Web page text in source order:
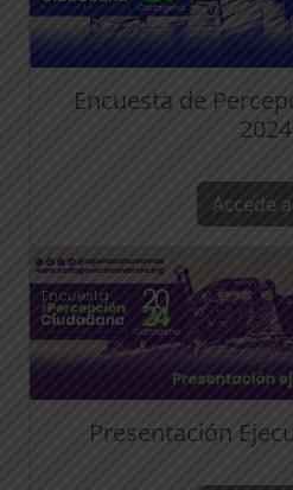
Encuesta de
2024
Accede
Presentación